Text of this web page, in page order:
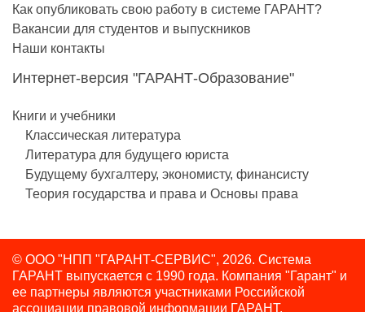
Как опубликовать свою работу в системе ГАРАНТ?
Вакансии для студентов и выпускников
Наши контакты
Интернет-версия "ГАРАНТ-Образование"
Книги и учебники
Классическая литература
Литература для будущего юриста
Будущему бухгалтеру, экономисту, финансисту
Теория государства и права и Основы права
© ООО "НПП "ГАРАНТ-СЕРВИС", 2026. Система
ГАРАНТ выпускается с 1990 года. Компания "Гарант" и
ее партнеры являются участниками Российской
ассоциации правовой информации ГАРАНТ.